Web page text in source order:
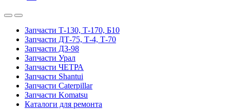
Запчасти Т-130, Т-170, Б10
Запчасти ДТ-75, Т-4, Т-70
Запчасти ДЗ-98
Запчасти Урал
Запчасти ЧЕТРА
Запчасти Shantui
Запчасти Caterpillar
Запчасти Komatsu
Каталоги для ремонта